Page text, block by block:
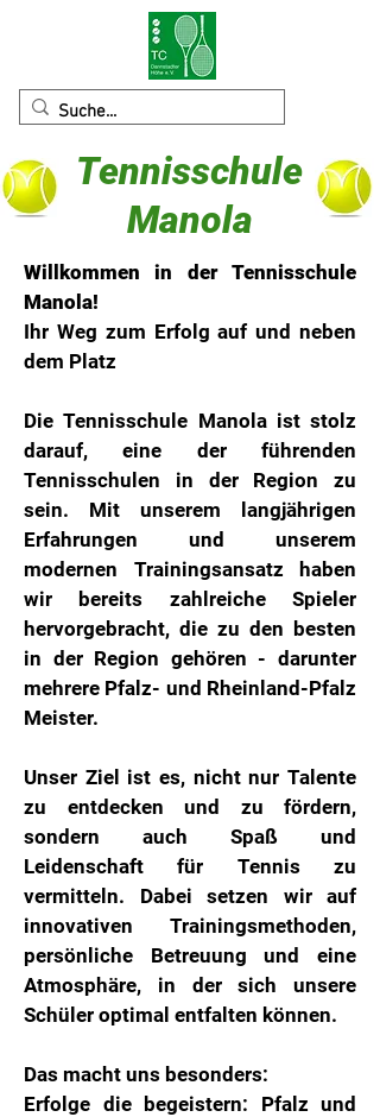
Tennisschule
Manola
Willkommen in der Tennisschule
Manola!
Ihr Weg zum Erfolg auf und neben
dem Platz
Die Tennisschule Manola ist stolz
darauf, eine der führenden
Tennisschulen in der Region zu
sein. Mit unserem langjährigen
Erfahrungen und unserem
modernen Trainingsansatz haben
wir bereits zahlreiche Spieler
hervorgebracht, die zu den besten
in der Region gehören - darunter
mehrere Pfalz- und Rheinland-Pfalz
Meister.
Unser Ziel ist es, nicht nur Talente
zu entdecken und zu fördern,
sondern auch Spaß und
Leidenschaft für Tennis zu
vermitteln. Dabei setzen wir auf
innovativen Trainingsmethoden,
persönliche Betreuung und eine
Atmosphäre, in der sich unsere
Schüler optimal entfalten können.
Das macht uns besonders:
Erfolge die begeistern: Pfalz und